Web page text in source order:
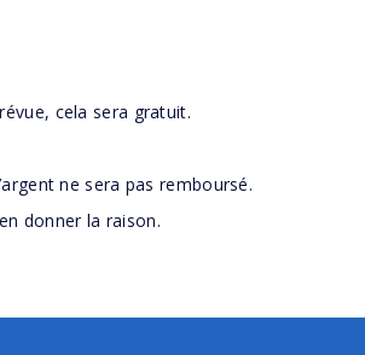
cela sera gratuit.
ne sera pas remboursé.
donner la raison.